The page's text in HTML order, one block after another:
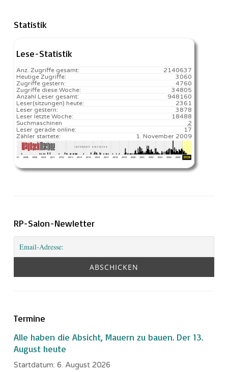
Statistik
Lese-Statistik
2140637
Anz. Zugriffe gesamt:
3060
Heutige Zugriffe:
4760
Zugriffe gestern:
34805
Zugriffe diese Woche:
948160
Anzahl Leser gesamt:
2361️
Leser(sitzungen) heute:
3878
Leser gestern:
18488️
Leser letzte Woche:
2
Suchmaschinen
17
Leser gerade online:
1. November 2009
Zähler startete:
RP-Salon-Newletter
Termine
Alle haben die Absicht, Mauern zu bauen. Der 13.
August heute
Startdatum: 6. August 2026